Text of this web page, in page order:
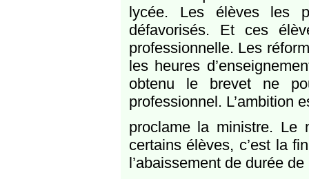
lycée. Les élèves les
défavorisés. Et ces
professionnelle. Les
les heures
obtenu le brevet ne
professionnel. L’ambition
proclame la ministre. Le
certains élèves, c’est la
l’abaissement de durée